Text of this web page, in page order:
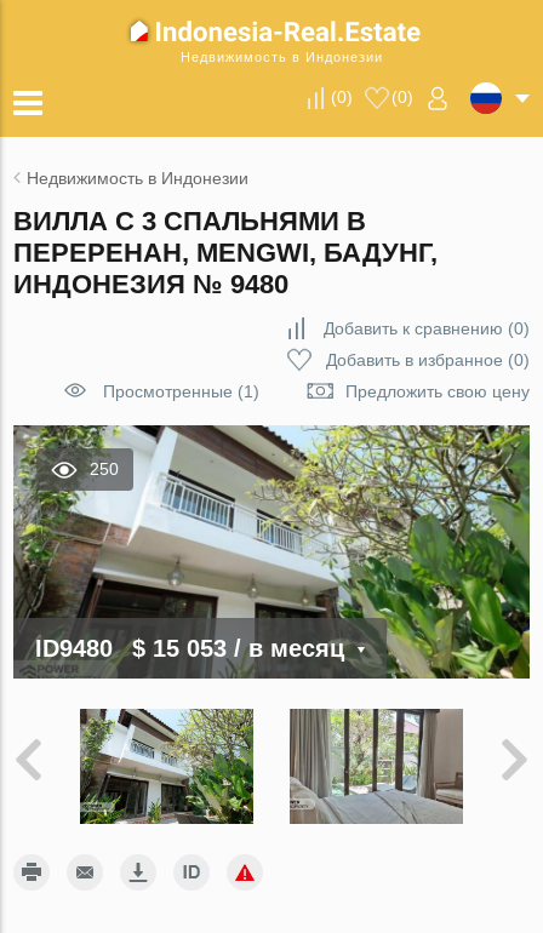
Недвижимость в Индонезии
(0) (0)
Недвижимость в Индонезии
ВИЛЛА С 3 СПАЛЬНЯМИ В
ПЕРЕРЕНАН, MENGWI, БАДУНГ,
ИНДОНЕЗИЯ № 9480
Добавить к сравнению (0)
Добавить в избранное (0)
Просмотренные (1)
Предложить свою цену
250
ID9480 $ 15 053/ в месяц